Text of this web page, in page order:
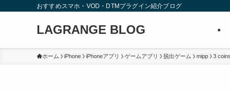
おすすめスマホ・VOD・DTMプラグイン紹介ブログ
LAGRANGE BLOG
ホーム iPhone iPhoneアプリ ゲームアプリ 脱出ゲーム mipp 3 coins